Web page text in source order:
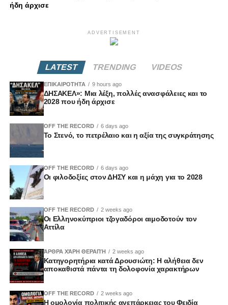
ήδη άρχισε
ADVERTISEMENT
LATEST TRENDING VIDEOS
ΕΠΙΚΑΙΡΟΤΗΤΑ 9 hours ago
ΔΗΣΑΚΕΛ»: Μια λέξη, πολλές ανασφάλειες και το
2028 που ήδη άρχισε
OFF THE RECORD 6 days ago
Το Στενό, το πετρέλαιο και η αξία της συγκράτησης
OFF THE RECORD 6 days ago
Οι φιλοδοξίες στον ΔΗΣΥ και η μάχη για το 2028
OFF THE RECORD 2 weeks ago
Οι Ελληνοκύπριοι τζογαδόροι αιμοδοτούν τον
Αττίλα
ΆΡΘΡΑ ΧΆΡΗ ΘΕΡΑΠΉ 2 weeks ago
Κατηγορητήρια κατά Δρουσιώτη: Η αλήθεια δεν
αποκαθιστά πάντα τη δολοφονία χαρακτήρων
OFF THE RECORD 2 weeks ago
Η ομολογία πολιτικής ανεπάρκειας του Φειδία